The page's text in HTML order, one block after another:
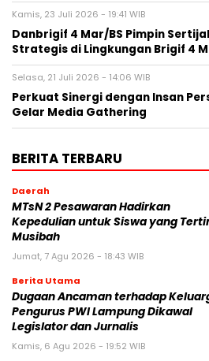
Kamis, 23 Juli 2026 - 19:41 WIB
Danbrigif 4 Mar/BS Pimpin
Strategis di Lingkungan Brigif 4
Selasa, 21 Juli 2026 - 14:06 WIB
Perkuat Sinergi dengan Insan
Gelar Media Gathering
BERITA TERBARU
Daerah
MTsN 2 Pesawaran Hadirkan
Kepedulian untuk Siswa yang
Musibah
Jumat, 7 Agu 2026 - 18:43 WIB
Berita Utama
Dugaan Ancaman terhadap
Pengurus PWI Lampung Dikawal
Legislator dan Jurnalis
Kamis, 6 Agu 2026 - 19:52 WIB